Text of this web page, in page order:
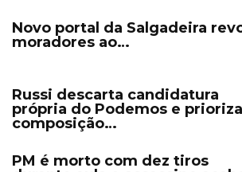
Novo portal da Salgadeira
moradores ao…
Russi descarta candidatura
própria do Podemos e prioriza
composição…
PM é morto com dez tiros